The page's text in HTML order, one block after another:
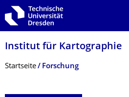
Zur Hauptnavigation springen
Zur Suche springen
Zum Inhalt springen
Institut für Kartographie
Breadcrumb-Menü
Startseite Forschung